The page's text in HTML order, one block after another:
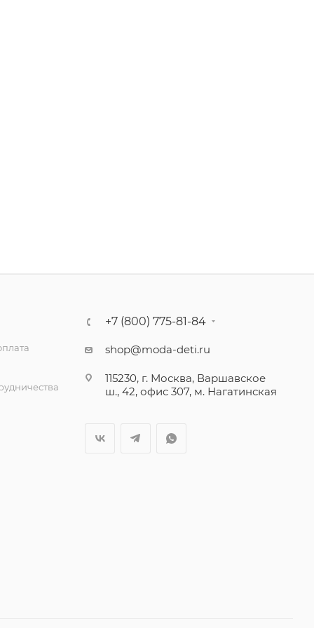
+7 (800) 775-81-84
shop@moda-deti.ru
115230, г. Москва, Варшавское
ш., 42, офис 307, м. Нагатинская